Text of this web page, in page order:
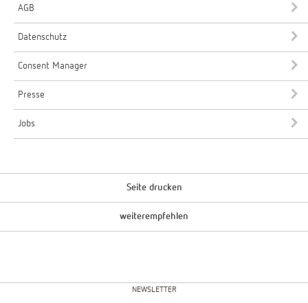
AGB
Datenschutz
Consent Manager
Presse
Jobs
Seite drucken
weiterempfehlen
NEWSLETTER